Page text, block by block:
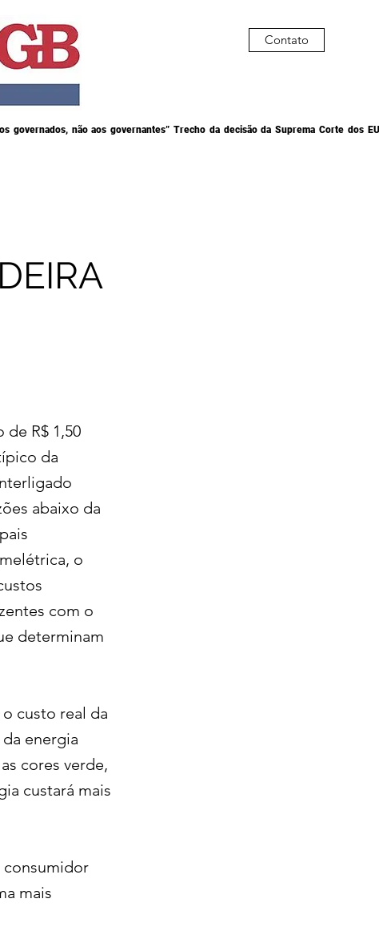
governados, não aos governantes” Trecho da decisão da Suprema Corte dos
Contato
R$ 1,50
da
abaixo da
o
com o
determinam
custo real da
energia
cores verde,
custará mais
consumidor
mais